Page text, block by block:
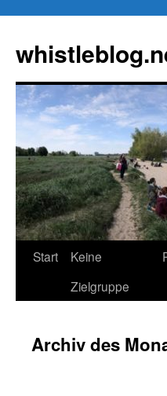
springen
Start
Keine
Zielgruppe
Archiv des